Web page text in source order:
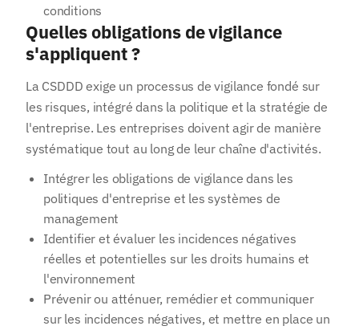
conditions
Quelles obligations de vigilance
s'appliquent ?
La CSDDD exige un processus de vigilance fondé sur
les risques, intégré dans la politique et la stratégie de
l'entreprise. Les entreprises doivent agir de manière
systématique tout au long de leur chaîne d'activités.
Intégrer les obligations de vigilance dans les
politiques d'entreprise et les systèmes de
management
Identifier et évaluer les incidences négatives
réelles et potentielles sur les droits humains et
l'environnement
Prévenir ou atténuer, remédier et communiquer
sur les incidences négatives, et mettre en place un